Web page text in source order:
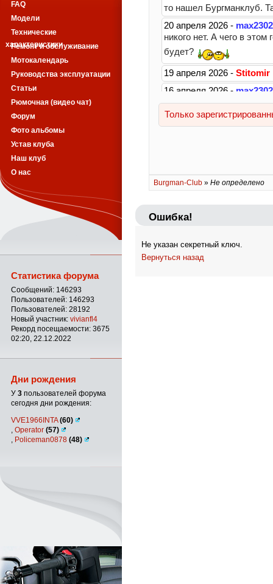
Burgman-Club » Не определено
Ошибка!
Не указан секретный ключ.
Вернуться назад
FAQ
Модели
Технические
характеристики
Ремонт и обслуживание
Мотокалендарь
Руководства эксплуатации
Статьи
Рюмочная (видео чат)
Форум
Фото альбомы
Устав клуба
Наш клуб
О нас
Статистика форума
Сообщений: 146293
Пользователей: 146293
Пользователей: 28192
Новый участник: vivianfl4
Рекорд посещаемости: 3675
02:20, 22.12.2022
Дни рождения
У 3 пользователей форума
сегодня дни рождения:
VVE1966INTA(60)
Operator (57)
Policeman0878 (48)